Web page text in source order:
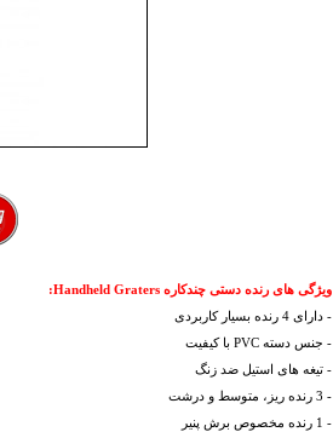
ویژگی های رنده دستی چندکاره Handheld Graters:
- دارای 4 رنده بسیار کاربردی
- جنس دسته PVC با کیفیت
- تیغه های استیل ضد زنگ
- 3 رنده ریز، متوسط و درشت
- 1 رنده مخصوص برش پنیر